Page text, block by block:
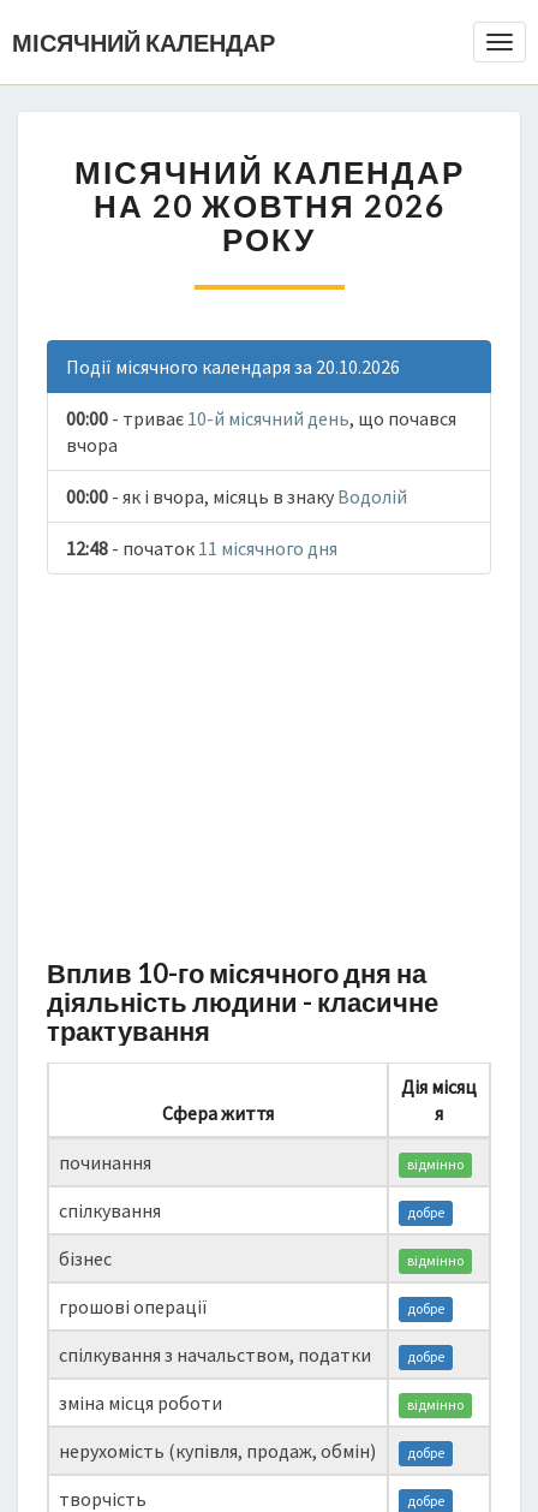
МІСЯЧНИЙ КАЛЕНДАР
МІСЯЧНИЙ КАЛЕНДАР
НА 20 ЖОВТНЯ 2026
РОКУ
Події місячного календаря за 20.10.2026
00:00 - триває 10-й місячний день, що почався
вчора
00:00 - як і вчора, місяць в знаку Водолій
12:48 - початок 11 місячного дня
Вплив 10-го місячного дня на
діяльність людини - класичне
трактування
Сфера життя
Дія місяц
я
починання відмінно
спілкування добре
бізнес відмінно
грошові операції добре
спілкування з начальством, податки добре
зміна місця роботи відмінно
нерухомість (купівля, продаж, обмін) добре
творчість добре